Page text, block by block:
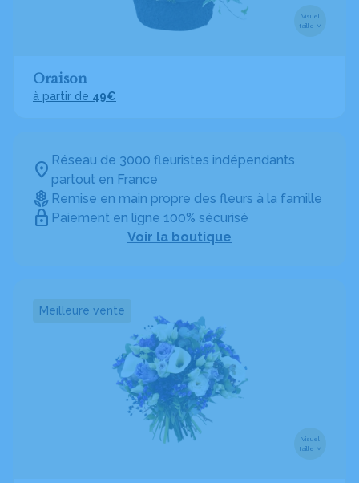
Réseau de 3000 fleuristes indépendants
partout en France
Remise en main propre des fleurs à la famille
Paiement en ligne 100% sécurisé
Voir la boutique
Visuel
taille M
Oraison
à partir de 49€
Meilleure vente
Visuel
taille M